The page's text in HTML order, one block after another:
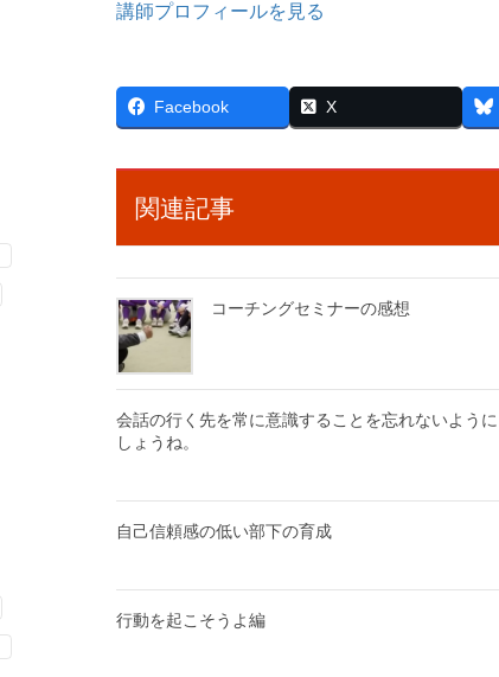
講師プロフィールを見る
Facebook X
関連記事
コーチングセミナーの感想
会話の行く先を常に意識することを忘れないように
しょうね。
自己信頼感の低い部下の育成
行動を起こそうよ編